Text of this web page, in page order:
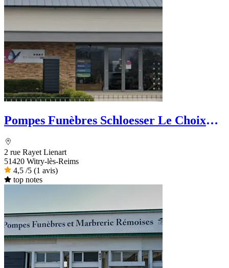
Pompes Funèbres Schloesser Le Choix
2 rue Rayet Lienart
51420 Witry-lès-Reims
4,5 /5 (1 avis)
top notes